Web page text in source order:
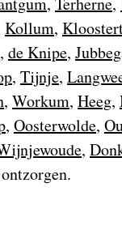
Kollum,
, de Knipe,
, Tijnje,
, Workum, Heeg,
, Oosterwolde,
,